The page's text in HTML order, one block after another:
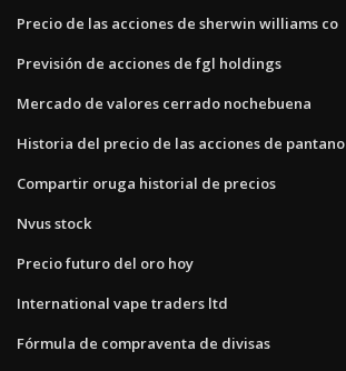
Precio de las acciones de sherwin williams co
Previsión de acciones de fgl holdings
Mercado de valores cerrado nochebuena
Historia del precio de las acciones de pantano
Compartir oruga historial de precios
Nvus stock
Precio futuro del oro hoy
International vape traders ltd
Fórmula de compraventa de divisas